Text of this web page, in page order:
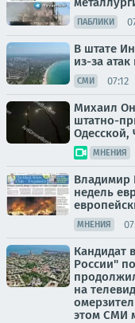
ПАБЛИКИ
В штате
из-за
СМИ 07:12
Михаил
штатно-
Одесской,
МНЕНИЯ
Владимир
недель
МНЕНИЯ
Кандидат
России"
на
этом СМИ